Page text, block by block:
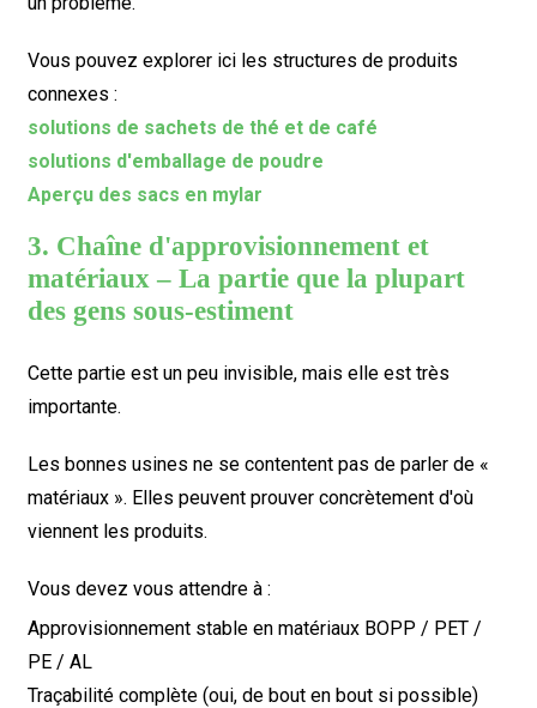
Vous pouvez explorer ici les structures de produits
connexes :
solutions de sachets de thé et de café
solutions d'emballage de poudre
Aperçu des sacs en mylar
3. Chaîne d'approvisionnement et
matériaux – La partie que la plupart
des gens sous-estiment
Cette partie est un peu invisible, mais elle est très
importante.
Les bonnes usines ne se contentent pas de parler de «
matériaux ». Elles peuvent prouver concrètement d'où
viennent les produits.
Vous devez vous attendre à :
Approvisionnement stable en matériaux BOPP / PET /
PE / AL
Traçabilité complète (oui, de bout en bout si possible)